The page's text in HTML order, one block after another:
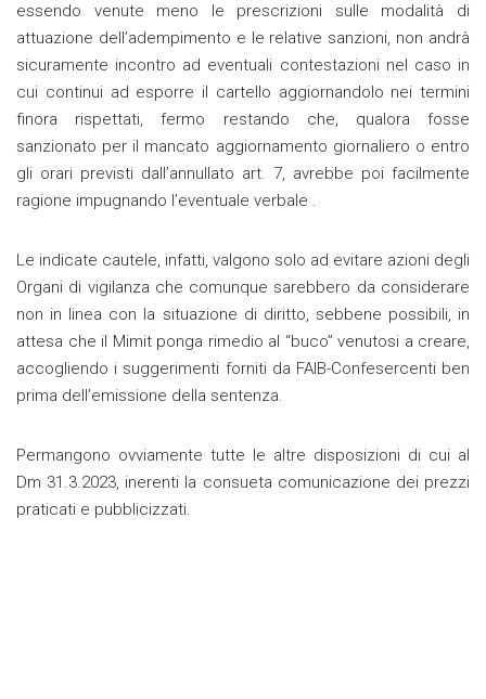
essendo venute meno le prescrizioni sulle modalità di
attuazione dell’adempimento e le relative sanzioni, non andrà
sicuramente incontro ad eventuali contestazioni nel caso in
cui continui ad esporre il cartello aggiornandolo nei termini
finora rispettati, fermo restando che, qualora fosse
sanzionato per il mancato aggiornamento giornaliero o entro
gli orari previsti dall’annullato art. 7, avrebbe poi facilmente
ragione impugnando l’eventuale verbale .
Le indicate cautele, infatti, valgono solo ad evitare azioni degli
Organi di vigilanza che comunque sarebbero da considerare
non in linea con la situazione di diritto, sebbene possibili, in
attesa che il Mimit ponga rimedio al “buco” venutosi a creare,
accogliendo i suggerimenti forniti da FAIB-Confesercenti ben
prima dell’emissione della sentenza.
Permangono ovviamente tutte le altre disposizioni di cui al
Dm 31.3.2023, inerenti la consueta comunicazione dei prezzi
praticati e pubblicizzati.